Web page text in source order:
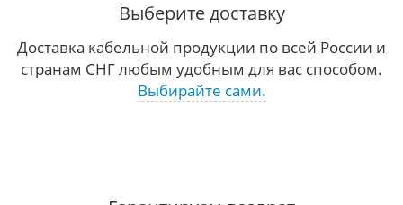
Выберите доставку
Доставка кабельной продукции по всей России и
странам СНГ любым удобным для вас способом.
Выбирайте сами.